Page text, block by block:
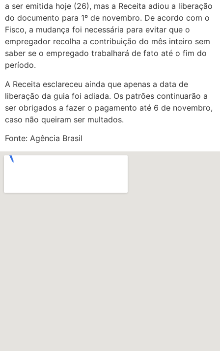
a ser emitida hoje (26), mas a Receita adiou a liberação
do documento para 1º de novembro. De acordo com o
Fisco, a mudança foi necessária para evitar que o
empregador recolha a contribuição do mês inteiro sem
saber se o empregado trabalhará de fato até o fim do
período.
A Receita esclareceu ainda que apenas a data de
liberação da guia foi adiada. Os patrões continuarão a
ser obrigados a fazer o pagamento até 6 de novembro,
caso não queiram ser multados.
Fonte: Agência Brasil